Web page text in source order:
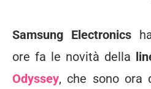
Samsung Electronics
ore fa le novità della
Odyssey, che sono ora